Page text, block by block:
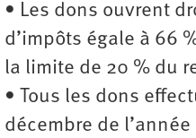
• Les dons ouvrent
d’impôts égale à 66
la limite de 20 % du
• Tous les dons
décembre de